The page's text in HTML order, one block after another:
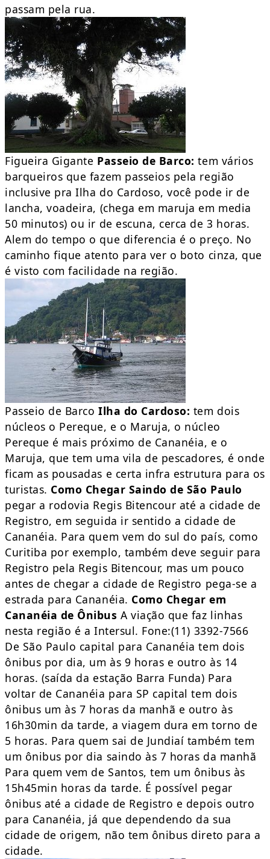
passam pela rua.
Figueira Gigante Passeio de Barco: tem vários
barqueiros que fazem passeios pela região
inclusive pra Ilha do Cardoso, você pode ir de
lancha, voadeira, (chega em maruja em media
50 minutos) ou ir de escuna, cerca de 3 horas.
Alem do tempo o que diferencia é o preço. No
caminho fique atento para ver o boto cinza, que
é visto com facilidade na região.
Passeio de Barco Ilha do Cardoso: tem dois
núcleos o Pereque, e o Maruja, o núcleo
Pereque é mais próximo de Cananéia, e o
Maruja, que tem uma vila de pescadores, é onde
ficam as pousadas e certa infra estrutura para os
turistas. Como Chegar Saindo de São Paulo
pegar a rodovia Regis Bitencour até a cidade de
Registro, em seguida ir sentido a cidade de
Cananéia. Para quem vem do sul do país, como
Curitiba por exemplo, também deve seguir para
Registro pela Regis Bitencour, mas um pouco
antes de chegar a cidade de Registro pega-se a
estrada para Cananéia. Como Chegar em
Cananéia de Ônibus A viação que faz linhas
nesta região é a Intersul. Fone:(11) 3392-7566
De São Paulo capital para Cananéia tem dois
ônibus por dia, um às 9 horas e outro às 14
horas. (saída da estação Barra Funda) Para
voltar de Cananéia para SP capital tem dois
ônibus um às 7 horas da manhã e outro às
16h30min da tarde, a viagem dura em torno de
5 horas. Para quem sai de Jundiaí também tem
um ônibus por dia saindo às 7 horas da manhã
Para quem vem de Santos, tem um ônibus às
15h45min horas da tarde. É possível pegar
ônibus até a cidade de Registro e depois outro
para Cananéia, já que dependendo da sua
cidade de origem, não tem ônibus direto para a
cidade.